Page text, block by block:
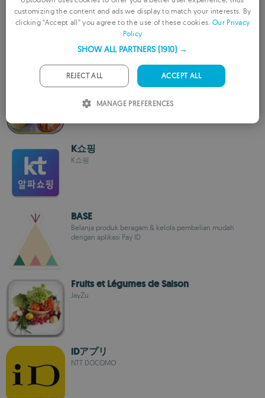
Rostic's
KFC Russia
مطبخ رمضان 2015
K쇼핑
K쇼핑
BASE
Belanja produk beragam & kelola pembelian mudah
dengan aplikasi Pay ID
Fruits et Légumes de Saison
JayZu
iDアプリ
NTT DOCOMO
ENGLISH
customizing the content and ads we display to match your interests. By
clicking “Accept all” you agree to the use of these cookies. Our Privacy
Policy
SHOW ALL PARTNERS (1910) →
ACCEPT ALL
REJECT ALL
MANAGE PREFERENCES